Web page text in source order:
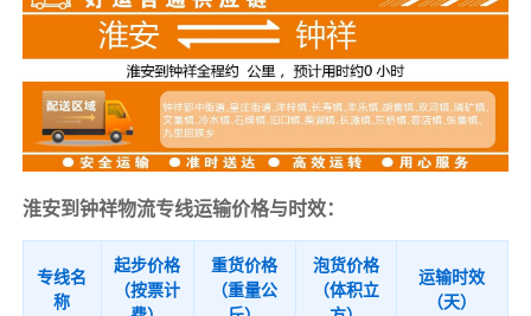
淮安到钟祥物流专线运输价格与时效：
专线名
称
起步价格
（按票计
重货价格
（重量公
泡货价格
（体积立
运输时效
（天）